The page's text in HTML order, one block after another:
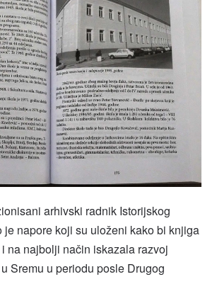
arhivski radnik Istorijskog
je napore koji su uloženi kako bi knjiga
na najbolji način iskazala razvoj
Sremu u periodu posle Drugog